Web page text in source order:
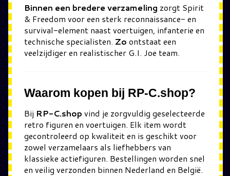
Binnen een bredere verzameling zorgt Spirit
& Freedom voor een sterk reconnaissance- en
survival-element naast voertuigen, infanterie en
technische specialisten. Zo ontstaat een
veelzijdiger en realistischer G.I. Joe team.
Waarom kopen bij RP-C.shop?
Bij RP-C.shop vind je zorgvuldig geselecteerde
retro figuren en voertuigen. Elk item wordt
gecontroleerd op kwaliteit en is geschikt voor
zowel verzamelaars als liefhebbers van
klassieke actiefiguren. Bestellingen worden snel
en veilig verzonden binnen Nederland en België.